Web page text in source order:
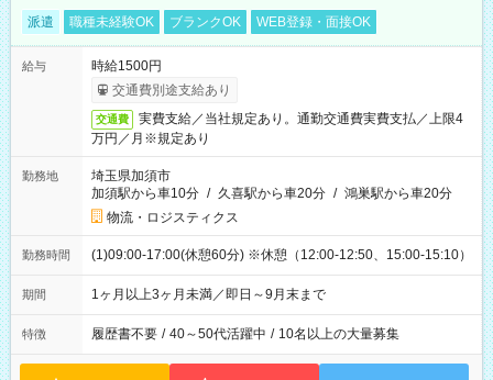
派遣 職種未経験OK ブランクOK WEB登録・面接OK
給与
時給1500円
交通費別途支給あり
交通費
実費支給／当社規定あり。通勤交通費実費支払／上限4
万円／月※規定あり
勤務地
埼玉県加須市
加須駅から車10分 / 久喜駅から車20分 / 鴻巣駅から車20分
物流・ロジスティクス
勤務時間 (1)09:00-17:00(休憩60分) ※休憩（12:00-12:50、15:00-15:10）
期間 1ヶ月以上3ヶ月未満／即日～9月末まで
特徴 履歴書不要 / 40～50代活躍中 / 10名以上の大量募集